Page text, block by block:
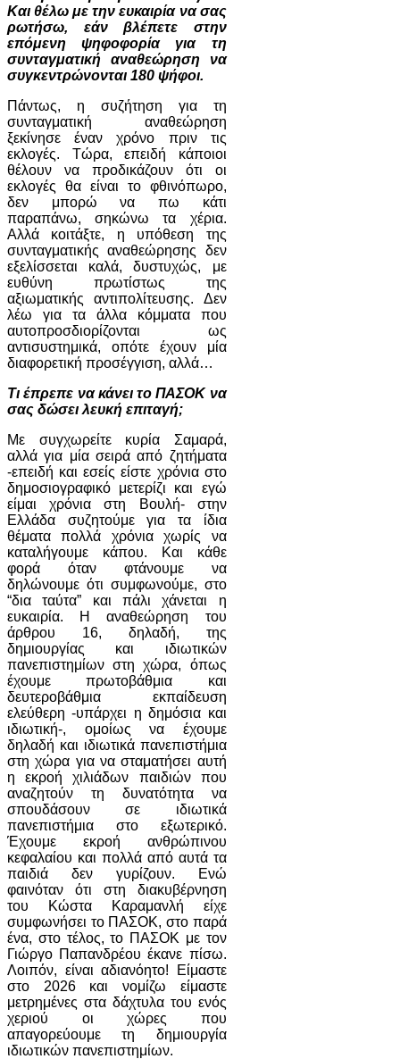
Και θέλω με την ευκαιρία να σας
ρωτήσω, εάν βλέπετε στην
επόμενη ψηφοφορία για τη
συνταγματική αναθεώρηση να
συγκεντρώνονται 180 ψήφοι.
Πάντως, η συζήτηση για τη
συνταγματική αναθεώρηση
ξεκίνησε έναν χρόνο πριν τις
εκλογές. Τώρα, επειδή κάποιοι
θέλουν να προδικάζουν ότι οι
εκλογές θα είναι το φθινόπωρο,
δεν μπορώ να πω κάτι
παραπάνω, σηκώνω τα χέρια.
Αλλά κοιτάξτε, η υπόθεση της
συνταγματικής αναθεώρησης δεν
εξελίσσεται καλά, δυστυχώς, με
ευθύνη πρωτίστως της
αξιωματικής αντιπολίτευσης. Δεν
λέω για τα άλλα κόμματα που
αυτοπροσδιορίζονται ως
αντισυστημικά, οπότε έχουν μία
διαφορετική προσέγγιση, αλλά…
Τι έπρεπε να κάνει το ΠΑΣΟΚ να
σας δώσει λευκή επιταγή;
Με συγχωρείτε κυρία Σαμαρά,
αλλά για μία σειρά από ζητήματα
-επειδή και εσείς είστε χρόνια στο
δημοσιογραφικό μετερίζι και εγώ
είμαι χρόνια στη Βουλή- στην
Ελλάδα συζητούμε για τα ίδια
θέματα πολλά χρόνια χωρίς να
καταλήγουμε κάπου. Και κάθε
φορά όταν φτάνουμε να
δηλώνουμε ότι συμφωνούμε, στο
“δια ταύτα” και πάλι χάνεται η
ευκαιρία. Η αναθεώρηση του
άρθρου 16, δηλαδή, της
δημιουργίας και ιδιωτικών
πανεπιστημίων στη χώρα, όπως
έχουμε πρωτοβάθμια και
δευτεροβάθμια εκπαίδευση
ελεύθερη -υπάρχει η δημόσια και
ιδιωτική-, ομοίως να έχουμε
δηλαδή και ιδιωτικά πανεπιστήμια
στη χώρα για να σταματήσει αυτή
η εκροή χιλιάδων παιδιών που
αναζητούν τη δυνατότητα να
σπουδάσουν σε ιδιωτικά
πανεπιστήμια στο εξωτερικό.
Έχουμε εκροή ανθρώπινου
κεφαλαίου και πολλά από αυτά τα
παιδιά δεν γυρίζουν. Ενώ
φαινόταν ότι στη διακυβέρνηση
του Κώστα Καραμανλή είχε
συμφωνήσει το ΠΑΣΟΚ, στο παρά
ένα, στο τέλος, το ΠΑΣΟΚ με τον
Γιώργο Παπανδρέου έκανε πίσω.
Λοιπόν, είναι αδιανόητο! Είμαστε
στο 2026 και νομίζω είμαστε
μετρημένες στα δάχτυλα του ενός
χεριού οι χώρες που
απαγορεύουμε τη δημιουργία
ιδιωτικών πανεπιστημίων.